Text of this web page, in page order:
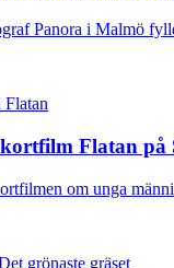
Panora i Malmö
Flatan på
om unga